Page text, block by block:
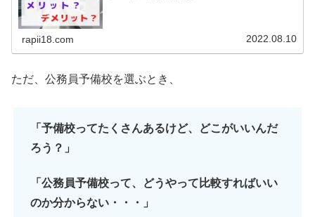
rapii18.com 2022.08.10
ただ、公務員予備校を選ぶとき、
「予備校ってたくさんあるけど、どこがいいんだ
ろう？」
「公務員予備校って、どうやって比較すればいい
のか分からない・・・」